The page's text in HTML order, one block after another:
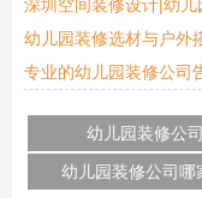
深圳空间装修设计|幼
幼儿园装修选材与户外
专业的幼儿园装修公司
幼儿园装修公司
幼儿园装修公司哪